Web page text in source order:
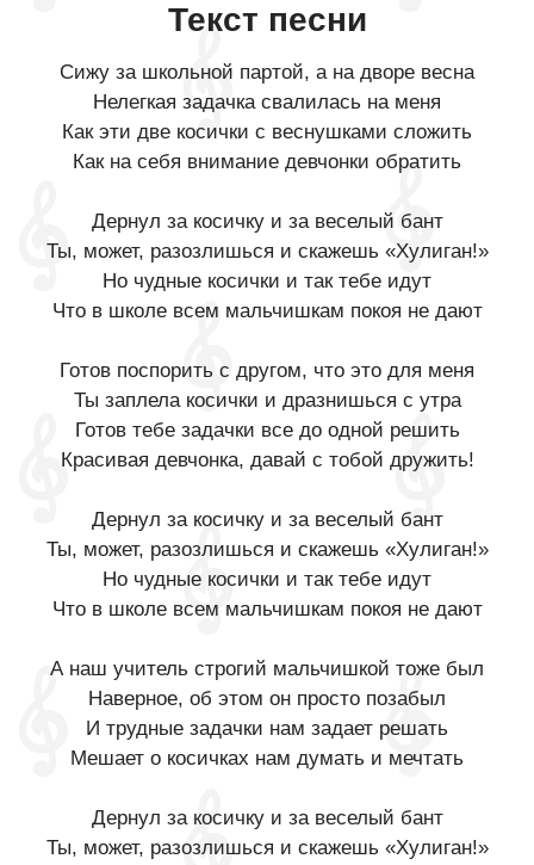
Текст песни
Сижу за школьной партой, а на дворе весна
Нелегкая задачка свалилась на меня
Как эти две косички с веснушками сложить
Как на себя внимание девчонки обратить
Дернул за косичку и за веселый бант
Ты, может, разозлишься и скажешь «Хулиган!»
Но чудные косички и так тебе идут
Что в школе всем мальчишкам покоя не дают
Готов поспорить с другом, что это для меня
Ты заплела косички и дразнишься с утра
Готов тебе задачки все до одной решить
Красивая девчонка, давай с тобой дружить!
Дернул за косичку и за веселый бант
Ты, может, разозлишься и скажешь «Хулиган!»
Но чудные косички и так тебе идут
Что в школе всем мальчишкам покоя не дают
А наш учитель строгий мальчишкой тоже был
Наверное, об этом он просто позабыл
И трудные задачки нам задает решать
Мешает о косичках нам думать и мечтать
Дернул за косичку и за веселый бант
Ты, может, разозлишься и скажешь «Хулиган!»